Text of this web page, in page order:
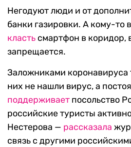
Негодуют люди и от
банки газировки. А кому-то
класть смартфон в коридор,
запрещается.
Заложниками коронавируса
них не нашли вирус, а
поддерживает посольство
российские туристы
Нестерова — рассказала
связь с другими